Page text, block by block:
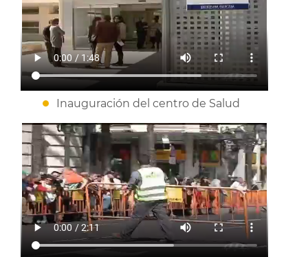
Inauguración del centro de Salud